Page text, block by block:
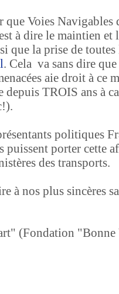
Voies Navigables
à dire le maintien et
que la prise de toutes
. Cela va sans dire
aie droit à ce
depuis TROIS ans à
politiques
puissent porter cette
des transports.
à nos plus sincères
(Fondation "Bonne